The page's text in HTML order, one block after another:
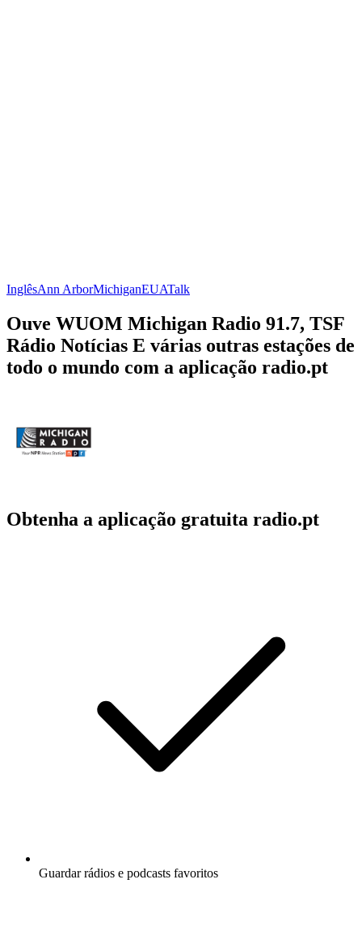
InglêsAnn ArborMichiganEUATalk
Ouve WUOM Michigan Radio 91.7, TSF
Rádio Notícias E várias outras estações de
todo o mundo com a aplicação radio.pt
Obtenha a aplicação gratuita radio.pt
Guardar rádios e podcasts favoritos